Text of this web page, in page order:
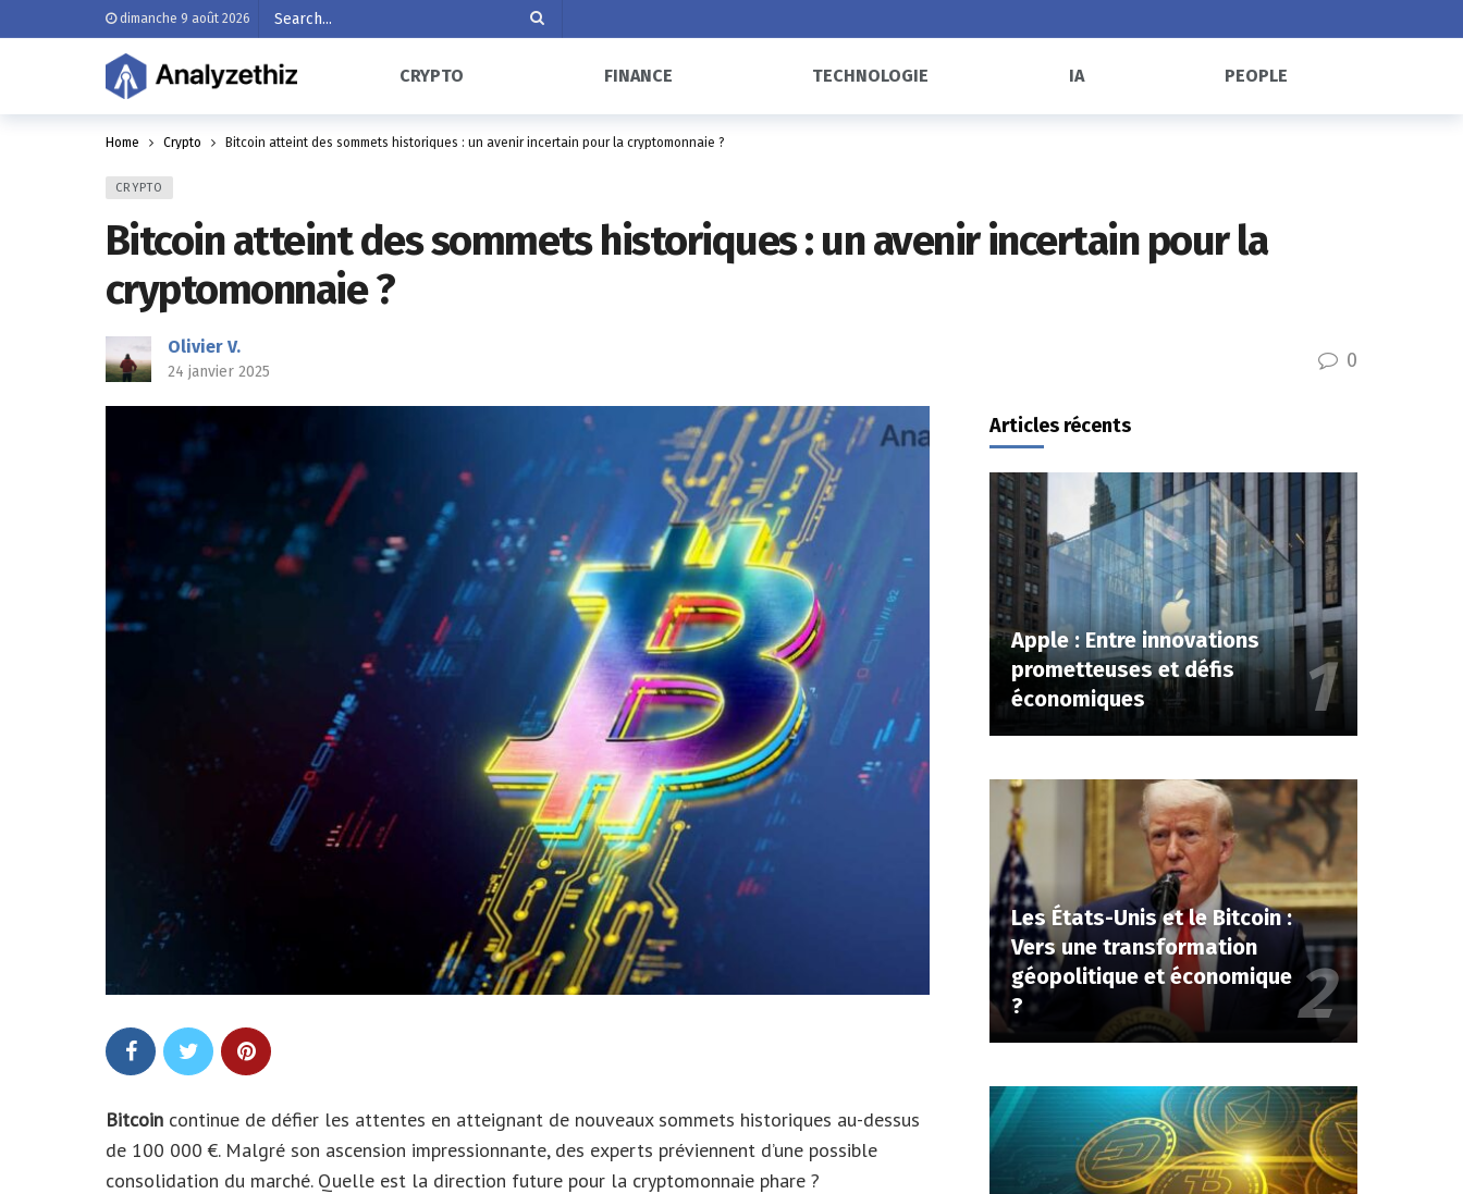
dimanche 9 août 2026
CRYPTO FINANCE TECHNOLOGIE IA PEOPLE
Home Crypto Bitcoin atteint des sommets historiques : un avenir incertain pour la cryptomonnaie ?
CRYPTO
Bitcoin atteint des sommets historiques : un avenir incertain pour la
cryptomonnaie ?
Olivier V.
24 janvier 2025 0
Bitcoin continue de défier les attentes en atteignant de nouveaux sommets historiques au-dessus
de 100 000 €. Malgré son ascension impressionnante, des experts préviennent d’une possible
consolidation du marché. Quelle est la direction future pour la cryptomonnaie phare ?
Articles récents
Apple : Entre innovations
prometteuses et défis
économiques
Les États-Unis et le Bitcoin :
Vers une transformation
géopolitique et économique
?